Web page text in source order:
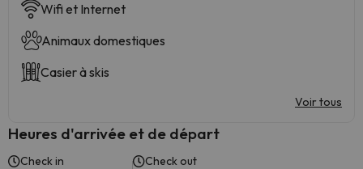
Wifi et Internet
Animaux domestiques
Casier à skis
Voir tous
Heures d'arrivée et de départ
Check in Check out